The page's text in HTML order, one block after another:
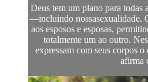
Deus tem um plano para todas
—incluindo nossasexualidade.
aos esposos e esposas,
totalmente um ao outro.
expressam com seus corpos
afirma